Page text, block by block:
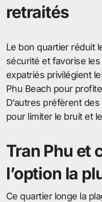
retraités
Le bon quartier réduit
sécurité et favorise
expatriés privilégient
Phu Beach pour
D’autres préfèrent
pour limiter le bruit et
Tran Phu et
l’option la
Ce quartier longe la